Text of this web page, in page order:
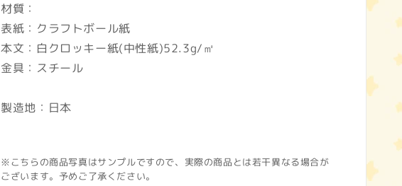
材質：
表紙：クラフトボール紙
本文：白クロッキー紙(中性紙)52.3g/㎡
金具：スチール
製造地：日本
※こちらの商品写真はサンプルですので、実際の商品とは若干異なる場合が
ございます。予めご了承ください。